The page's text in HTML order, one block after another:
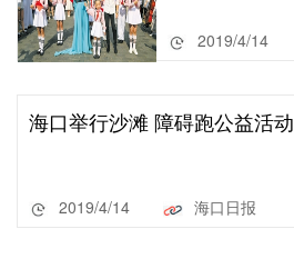
2019/4/14
海口举行沙滩 障碍跑公益活动
2019/4/14 海口日报